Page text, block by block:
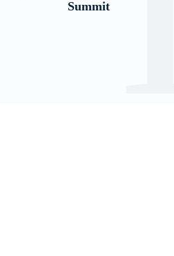
зарегистрироваться также с